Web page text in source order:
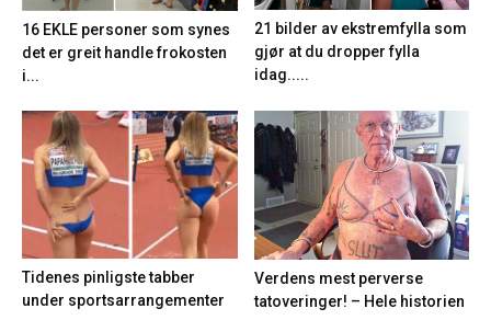
16 EKLE personer som synes
det er greit handle frokosten
i...
21 bilder av ekstremfylla som
gjør at du dropper fylla
idag.....
Tidenes pinligste tabber
under sportsarrangementer
Verdens mest perverse
tatoveringer! – Hele historien